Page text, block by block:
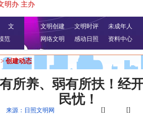
明办 主办
文
频
范
文明创建 文明时评
未成年人
网络文明
感动日照 资料中心
> 创建动态
所养、弱有所扶！经
民忧！
来源：日照文明网 [] []